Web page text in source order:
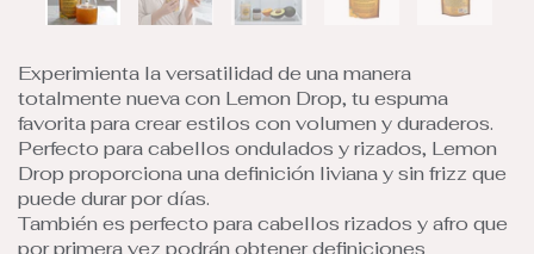
Experimienta la versatilidad de una manera
totalmente nueva con Lemon Drop, tu espuma
favorita para crear estilos con volumen y duraderos.
Perfecto para cabellos ondulados y rizados, Lemon
Drop proporciona una definición liviana y sin frizz que
puede durar por días.
También es perfecto para cabellos rizados y afro que
por primera vez podrán obtener definiciones